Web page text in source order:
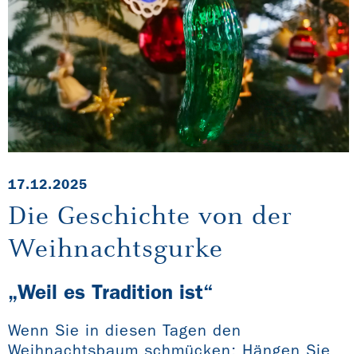
17.12.2025
Die Geschichte von der
Weihnachtsgurke
„Weil es Tradition ist“
Wenn Sie in diesen Tagen den
Weihnachtsbaum schmücken: Hängen Sie